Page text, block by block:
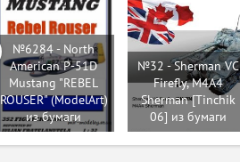
№6284 - North
American P-51D
Mustang "REBEL
ROUSER" (ModelArt)
из бумаги
№32 - Sherman VC
Firefly, M4A4
Sherman [Tinchik
06] из бумаги